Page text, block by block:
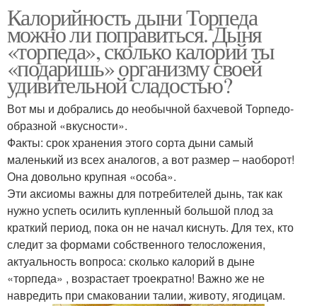
Калорийность дыни Торпеда
можно ли поправиться. Дыня
«торпеда», сколько калорий ты
«подаришь» организму своей
удивительной сладостью?
Вот мы и добрались до необычной бахчевой Торпедо-
образной «вкусности».
Факты: срок хранения этого сорта дыни самый
маленький из всех аналогов, а вот размер – наоборот!
Она довольно крупная «особа».
Эти аксиомы важны для потребителей дынь, так как
нужно успеть осилить купленный большой плод за
краткий период, пока он не начал киснуть. Для тех, кто
следит за формами собственного телосложения,
актуальность вопроса: сколько калорий в дыне
«торпеда» , возрастает троекратно! Важно же не
навредить при смаковании талии, животу, ягодицам.